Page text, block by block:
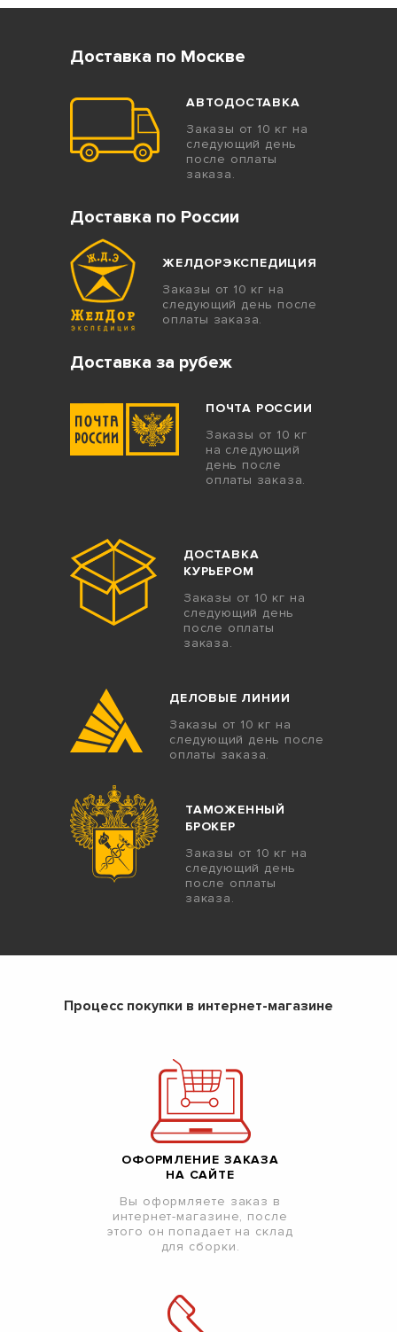
Доставка по Москве
АВТОДОСТАВКА
Заказы от 10 кг на
следующий день
после оплаты
заказа.
Доставка по России
ЖЕЛДОРЭКСПЕДИЦИЯ
Заказы от 10 кг на
следующий день после
оплаты заказа.
Доставка за рубеж
ПОЧТА РОССИИ
Заказы от 10 кг
на следующий
день после
оплаты заказа.
ДОСТАВКА
КУРЬЕРОМ
Заказы от 10 кг на
следующий день
после оплаты
заказа.
ДЕЛОВЫЕ ЛИНИИ
Заказы от 10 кг на
следующий день после
оплаты заказа.
ТАМОЖЕННЫЙ
БРОКЕР
Заказы от 10 кг на
следующий день
после оплаты
заказа.
Процесс покупки в интернет-магазине
ОФОРМЛЕНИЕ ЗАКАЗА
НА САЙТЕ
Вы оформляете заказ в
интернет-магазине, после
этого он попадает на склад
для сборки.